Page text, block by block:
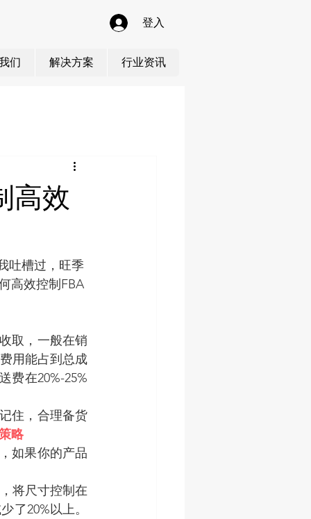
登入
们 解决方案 行业资讯
高效
吐槽过，旺季
高效控制FBA
取，一般在销
用能占到总成
费在20%-25%
住，合理备货
略
如果你的产品
将尺寸控制在
了20%以上。